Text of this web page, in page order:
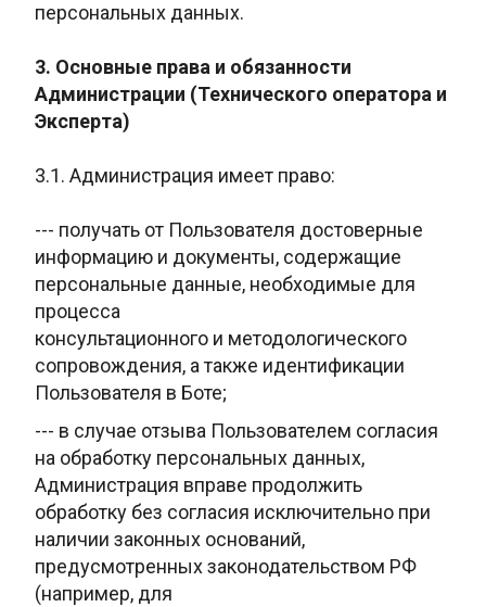
персональных данных.
3. Основные права и обязанности
Администрации (Технического оператора и
Эксперта)
3.1. Администрация имеет право:
--- получать от Пользователя достоверные
информацию и документы, содержащие
персональные данные, необходимые для
процесса
консультационного и методологического
сопровождения, а также идентификации
Пользователя в Боте;
--- в случае отзыва Пользователем согласия
на обработку персональных данных,
Администрация вправе продолжить
обработку без согласия исключительно при
наличии законных оснований,
предусмотренных законодательством РФ
(например, для